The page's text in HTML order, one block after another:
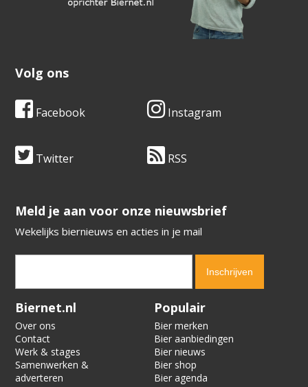
Volg ons
Facebook Instagram
Twitter RSS
​​​​​​​Meld je aan voor onze nieuwsbrief
Wekelijks biernieuws en acties in je mail
Verification code:
Biernet.nl
Over ons
Contact
Werk & stages
Samenwerken &
adverteren
Populair
Bier merken
Bier aanbiedingen
Bier nieuws
Bier shop
Bier agenda